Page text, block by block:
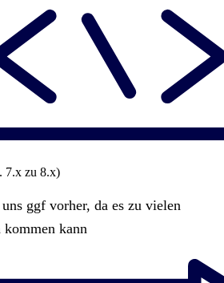
7.x zu 8.x)
ggf vorher, da es zu vielen
kann